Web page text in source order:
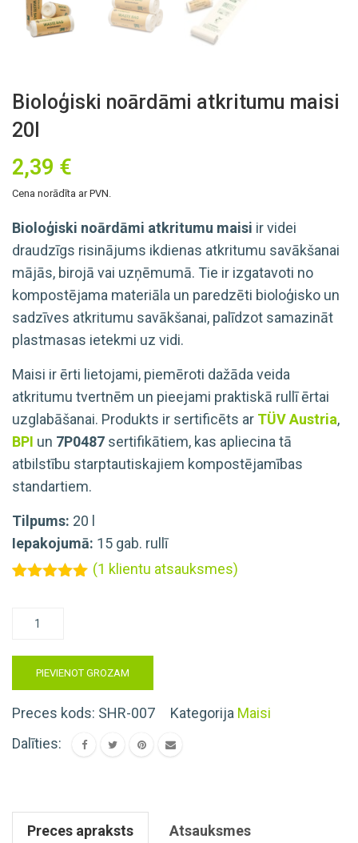
Bioloģiski noārdāmi atkritumu maisi
20l
2,39 €
Cena norādīta ar PVN.
Bioloģiski noārdāmi atkritumu maisi ir videi
draudzīgs risinājums ikdienas atkritumu savākšanai
mājās, birojā vai uzņēmumā. Tie ir izgatavoti no
kompostējama materiāla un paredzēti bioloģisko un
sadzīves atkritumu savākšanai, palīdzot samazināt
plastmasas ietekmi uz vidi.
Maisi ir ērti lietojami, piemēroti dažāda veida
atkritumu tvertnēm un pieejami praktiskā rullī ērtai
uzglabāšanai. Produkts ir sertificēts ar TÜV Austria,
BPI un 7P0487 sertifikātiem, kas apliecina tā
atbilstību starptautiskajiem kompostējamības
standartiem.
Tilpums: 20 l
Iepakojumā: 15 gab. rullī
balstoties
(1 klientu atsauksmes)
Bioloģiski
20l
PIEVIENOT GROZAM
Preces kods: SHR-007 Kategorija Maisi
Dalīties:
Preces apraksts Atsauksmes